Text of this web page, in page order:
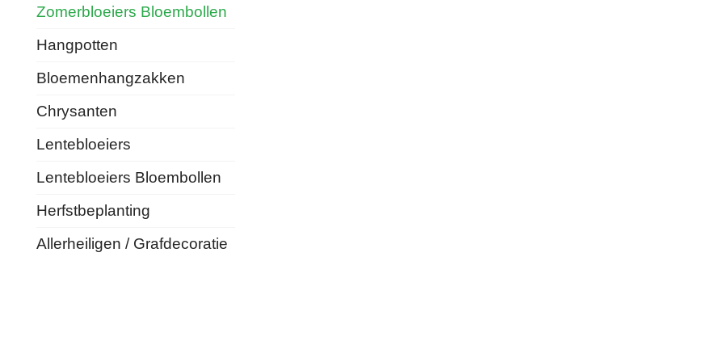
Zomerbloeiers Bloembollen
Hangpotten
Bloemenhangzakken
Chrysanten
Lentebloeiers
Lentebloeiers Bloembollen
Herfstbeplanting
Allerheiligen / Grafdecoratie